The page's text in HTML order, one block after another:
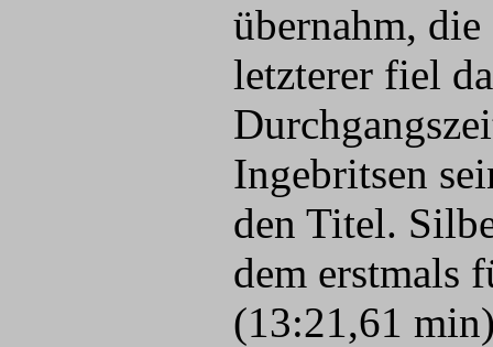
übernahm,
letzterer fiel
Ingebritsen
den Titel.
dem erstmals
(13:21,61